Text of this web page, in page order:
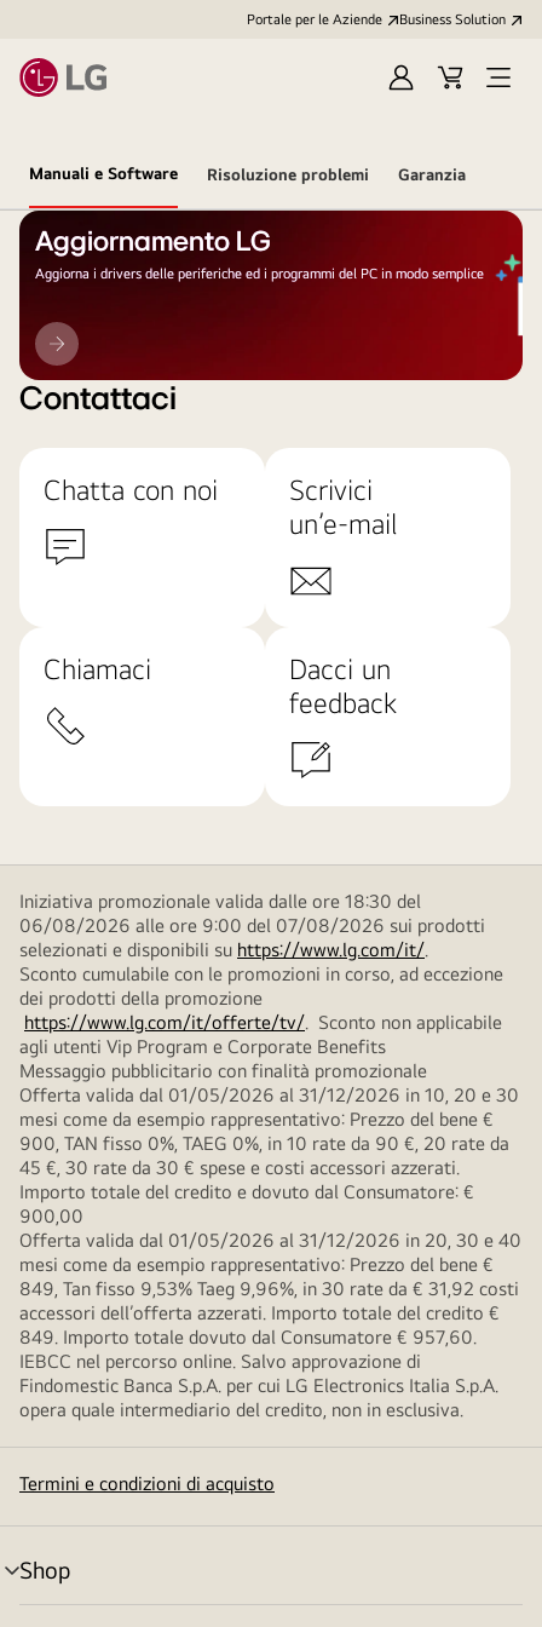
Portale per le Aziende Business Solution
AccediCart
Open
Manuali e Software Risoluzione problemi Garanzia
Aggiornamento LG
Aggiorna i drivers delle periferiche ed i programmi del PC in modo semplice
Aggiornamento
LG
Contattaci
Chatta con noi
Scrivici
un’e-mail
Chiamaci
Dacci un
feedback
Iniziativa promozionale valida dalle ore 18:30 del
06/08/2026 alle ore 9:00 del 07/08/2026 sui prodotti
selezionati e disponibili su https://www.lg.com/it/.
Sconto cumulabile con le promozioni in corso, ad eccezione
dei prodotti della promozione
https://www.lg.com/it/offerte/tv/. Sconto non applicabile
agli utenti Vip Program e Corporate Benefits
Messaggio pubblicitario con finalità promozionale
Offerta valida dal 01/05/2026 al 31/12/2026 in 10, 20 e 30
mesi come da esempio rappresentativo: Prezzo del bene €
900, TAN fisso 0%, TAEG 0%, in 10 rate da 90 €, 20 rate da
45 €, 30 rate da 30 € spese e costi accessori azzerati.
Importo totale del credito e dovuto dal Consumatore: €
900,00
Offerta valida dal 01/05/2026 al 31/12/2026 in 20, 30 e 40
mesi come da esempio rappresentativo: Prezzo del bene €
849, Tan fisso 9,53% Taeg 9,96%, in 30 rate da € 31,92 costi
accessori dell’offerta azzerati. Importo totale del credito €
849. Importo totale dovuto dal Consumatore € 957,60.
IEBCC nel percorso online. Salvo approvazione di
Findomestic Banca S.p.A. per cui LG Electronics Italia S.p.A.
opera quale intermediario del credito, non in esclusiva.
Termini e condizioni di acquisto
Shop
Attivazione
menu